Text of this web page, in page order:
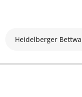
Heidelberger